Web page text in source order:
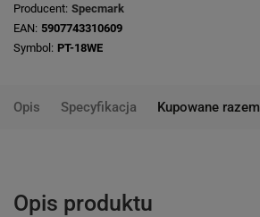
Producent Specmark
EAN 5907743310609
Symbol PT-18WE
Opis Specyfikacja Kupowane razem
Opis produktu